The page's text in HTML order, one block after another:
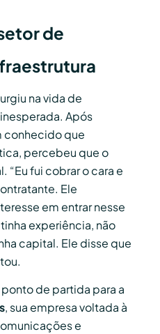
de
na vida de
Após
conhecido que
percebeu que o
fui cobrar o cara e
Ele
em entrar nesse
experiência, não
capital. Ele disse que
de partida para a
, sua empresa voltada à
e